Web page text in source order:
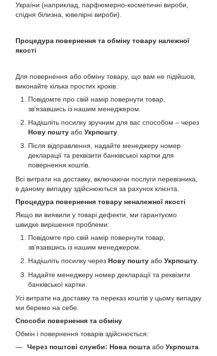
України (наприклад, парфюмерно-косметичні вироби,
спідня білизна, ювелірні вироби).
Процедура повернення та обміну товару належної
якості
Для повернення або обміну товару, що вам не підійшов,
виконайте кілька простих кроків:
Повідомте про свій намір повернути товар,
зв'язавшись із нашим менеджером.
Надішліть посилку зручним для вас способом – через
Нову пошту або Укрпошту
Після відправлення, надайте менеджеру номер
декларації та реквізити банківської картки для
повернення коштів.
Всі витрати на доставку, включаючи послуги перевізника,
в даному випадку здійснюються за рахунок клієнта.
Процедура повернення товару неналежної якості
Якщо ви виявили у товарі дефекти, ми гарантуємо
швидке вирішення проблеми:
Повідомте про свій намір повернути товар,
зв'язавшись із нашим менеджером.
Надішліть посилку через Нову пошту або Укрпошту.
Надайте менеджеру номер декларації та реквізити
банківської картки.
Усі витрати на доставку та переказ коштів у цьому випадку
ми беремо на себе.
Способи повернення та обміну
Обмін і повернення товарів здійснюється:
Через поштові служби: Нова пошта або Укрпошта